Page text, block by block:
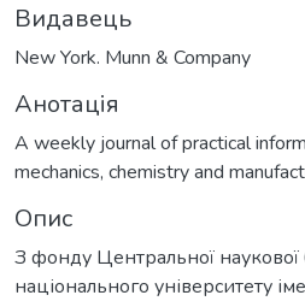
Видавець
New York. Munn & Company
Анотація
A weekly journal of practical
mechanics, chemistry and
Опис
З фонду Центральної наукової
національного університету